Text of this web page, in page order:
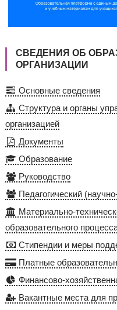
СВЕДЕНИЯ ОБ
ОРГАНИЗАЦИИ
Основные сведения
Структура и органы
организацией
Документы
Образование
Руководство
Педагогический
Материально-
образовательного
Стипендии и меры
Платные
Финансово-
Вакантные места для